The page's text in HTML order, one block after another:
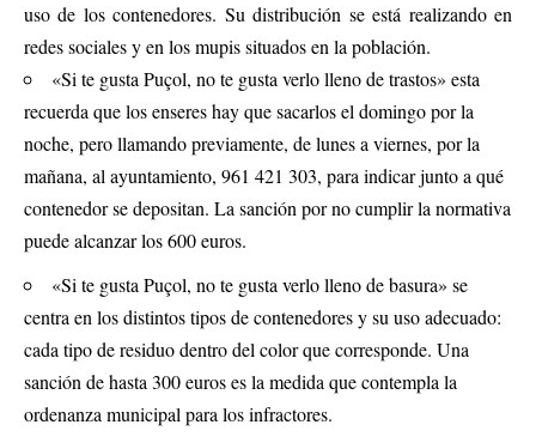
uso de los contenedores. Su distribución se está realizando en
redes sociales y en los mupis situados en la población.
«Si te gusta Puçol, no te gusta verlo lleno de trastos» esta
recuerda que los enseres hay que sacarlos el domingo por la
noche, pero llamando previamente, de lunes a viernes, por la
mañana, al ayuntamiento, 961 421 303, para indicar junto a qué
contenedor se depositan. La sanción por no cumplir la normativa
puede alcanzar los 600 euros.
«Si te gusta Puçol, no te gusta verlo lleno de basura» se
centra en los distintos tipos de contenedores y su uso adecuado:
cada tipo de residuo dentro del color que corresponde. Una
sanción de hasta 300 euros es la medida que contempla la
ordenanza municipal para los infractores.